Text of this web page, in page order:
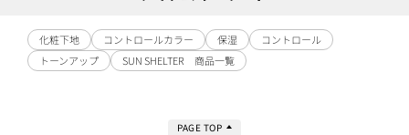
化粧下地 コントロールカラー 保湿
コントロール
トーンアップ
SUN SHELTER 商品一覧
PAGE TOP